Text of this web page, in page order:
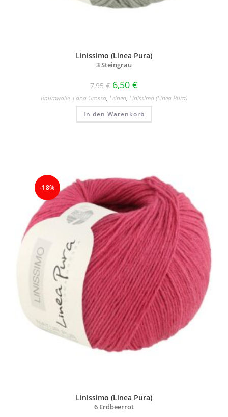
Linissimo (Linea Pura)
3 Steingrau
7,95€ 6,50 €
Baumwolle, Lana Grossa, Leinen, Linissimo (Linea Pura)
In den Warenkorb
-18%
Linissimo (Linea Pura)
6 Erdbeerrot